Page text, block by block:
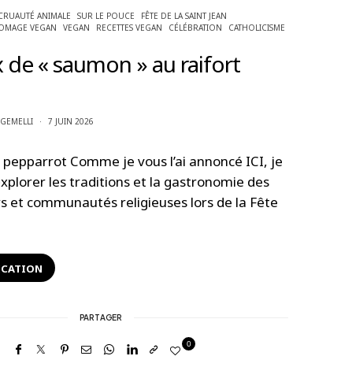
ANIMALE SUR LE POUCE
FÊTE DE LA SAINT JEAN
VEGAN VEGAN RECETTES VEGAN CÉLÉBRATION
CATHOLICISME
de « saumon » au raifort
7 JUIN 2026
Comme je vous l’ai annoncé ICI, je
les traditions et la gastronomie des
et communautés religieuses lors de la Fête
PARTAGER
0